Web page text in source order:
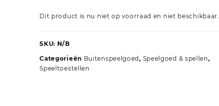
Dit product is nu niet op voorraad en niet beschikbaar.
SKU: N/B
Categorieën Buitenspeelgoed, Speelgoed & spellen,
Speeltoestellen